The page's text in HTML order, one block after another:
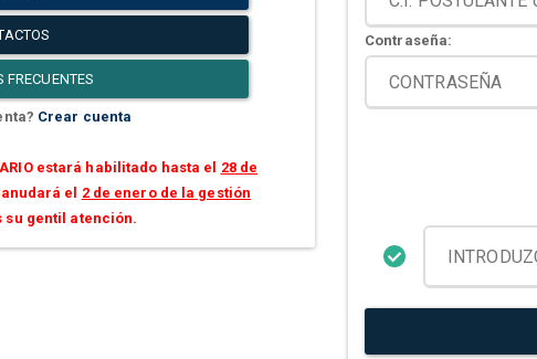
FRECUENTES
Crear cuenta
estará habilitado hasta el 28 de
el 2 de enero de la gestión
su gentil atención.
Contraseña: